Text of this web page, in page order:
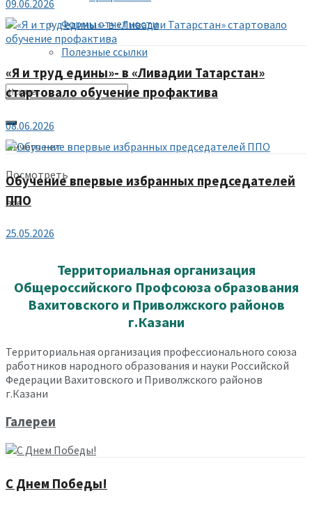
Формы отчетности
Полезные ссылки
Ничего нет
Посмотреть
все
09.06.2026
«Я и труд едины»- в «Ливадии Татарстан»
стартовало обучение профактива
08.06.2026
Обучение впервые избранных председателей
ППО
25.05.2026
Территориальная организация
Общероссийского Профсоюза образования
Вахитовского и Приволжского районов
г.Казани
Территориальная организация профессионального союза
работников народного образования и науки Российской
Федерации Вахитовского и Приволжского районов
г.Казани
Галереи
С Днем Победы!